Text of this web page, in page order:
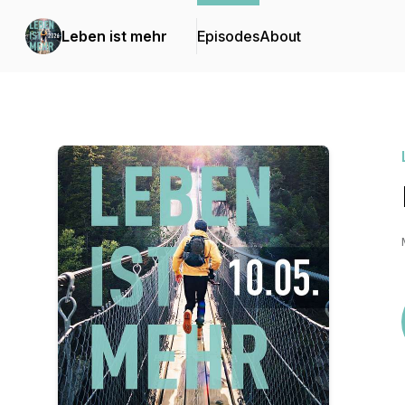
Leben ist mehr EpisodesAbout